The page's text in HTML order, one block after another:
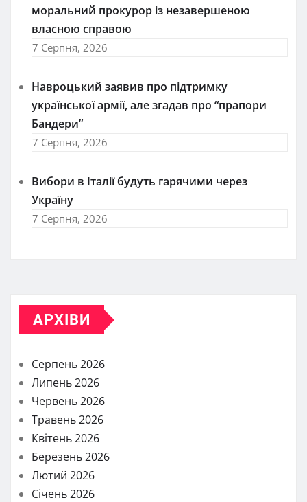
моральний прокурор із незавершеною
власною справою
7 Серпня, 2026
Навроцький заявив про підтримку
української армії, але згадав про “прапори
Бандери”
7 Серпня, 2026
Вибори в Італії будуть гарячими через
Україну
7 Серпня, 2026
АРХІВИ
Серпень 2026
Липень 2026
Червень 2026
Травень 2026
Квітень 2026
Березень 2026
Лютий 2026
Січень 2026